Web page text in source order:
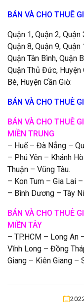
BÁN VÀ CHO THUÊ
Quận 1, Quận 2, Quận
Quận 8, Quận 9,
Quận Tân Bình, Quận
Quận Thủ Đức, Huyện
Bè, Huyện Cần Giờ.
BÁN VÀ CHO THUÊ
BÁN VÀ CHO THUÊ
MIỀN TRUNG
– Huế – Đà Nẳng –
– Phú Yên – Khánh
Thuận – Vũng Tàu.
– Kon Tum – Gia Lai
– Bình Dương – Tây
BÁN VÀ CHO THUÊ
MIỀN TÂY
– TP.HCM – Long An
Vĩnh Long – Đồng
Giang – Kiên Giang –